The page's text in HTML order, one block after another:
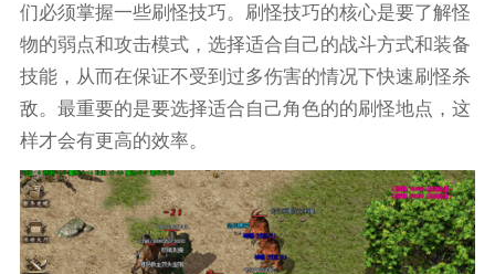
们必须掌握一些刷怪技巧。刷怪技巧的核心是要了解怪
物的弱点和攻击模式，选择适合自己的战斗方式和装备
技能，从而在保证不受到过多伤害的情况下快速刷怪杀
敌。最重要的是要选择适合自己角色的的刷怪地点，这
样才会有更高的效率。